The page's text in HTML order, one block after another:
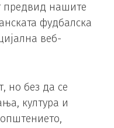
предвид нашите
фудбалска
веб-
но без да се
култура и